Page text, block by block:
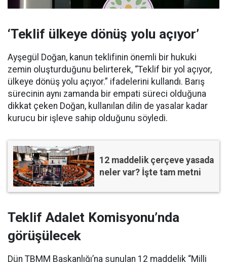
‘Teklif ülkeye dönüş yolu açıyor’
Ayşegül Doğan, kanun teklifinin önemli bir hukuki
zemin oluşturduğunu belirterek, “Teklif bir yol açıyor,
ülkeye dönüş yolu açıyor.” ifadelerini kullandı. Barış
sürecinin aynı zamanda bir empati süreci olduğuna
dikkat çeken Doğan, kullanılan dilin de yasalar kadar
kurucu bir işleve sahip olduğunu söyledi.
12 maddelik çerçeve yasada
neler var? İşte tam metni
Teklif Adalet Komisyonu’nda
görüşülecek
Dün TBMM Başkanlığı’na sunulan 12 maddelik “Milli